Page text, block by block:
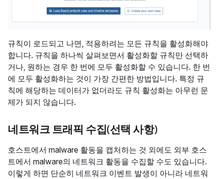
규칙이 로드되고 나면, 적용하려는 모든 규칙을 활성화해야
합니다. 규칙을 하나씩 살펴보면서 활성화할 규칙만 선택하
거나, 원하는 경우 한 번에 모두 활성화할 수 있습니다. 한 번
에 모두 활성화하는 것이 가장 간편한 방법입니다. 특정 규
칙에 해당하는 데이터가 없더라도 규칙 활성화는 아무런 문
제가 되지 않습니다.
네트워크 트래픽 수집(선택 사항)
호스트에서 malware 활동을 캡처하는 것 외에도 외부 호스
트에서 malware의 네트워크 활동을 수집할 수도 있습니다.
이렇게 하면 단순히 네트워크 이벤트 발생이 아니라 네트워